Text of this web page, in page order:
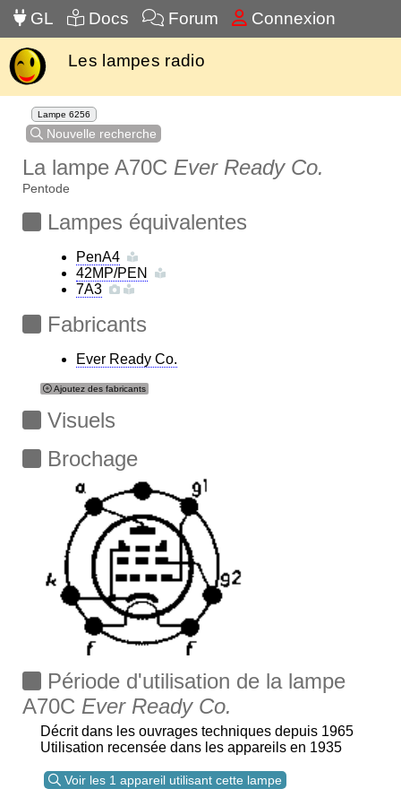
GL Docs Forum Connexion
Les lampes radio
Lampe 6256
Nouvelle recherche
La lampe A70C Ever Ready Co.
Pentode
Lampes équivalentes
PenA4
42MP/PEN
7A3
Fabricants
Ever Ready Co.
Ajoutez des fabricants
Visuels
Brochage
Période d'utilisation de la lampe
A70C Ever Ready Co.
Décrit dans les ouvrages techniques depuis 1965
Utilisation recensée dans les appareils en 1935
Voir les 1 appareil utilisant cette lampe